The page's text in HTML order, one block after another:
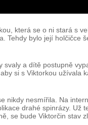
která se o ni stará s
Tehdy bylo její
svaly a dítě postupně
si s Viktorkou
nikdy nesmířila. Na
drahé spinrázy.
se bude Viktorčin stav